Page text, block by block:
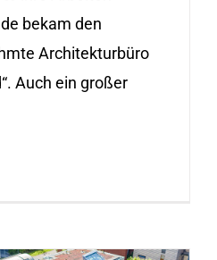
bekam den
Architekturbüro
Auch ein großer